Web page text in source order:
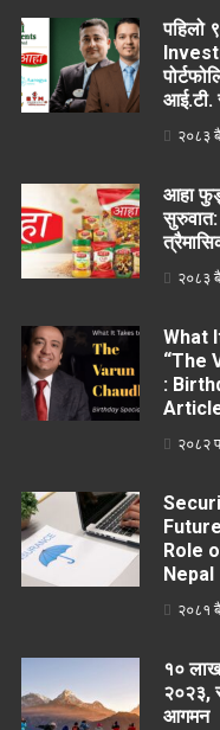
पहिलो
आई.टी.
२०८३
आहा
सुरुवात:
२०८३
What
“The
:
२०८२
Role
Nepal
२०८१
१० लाख
२०२३,
आगमन